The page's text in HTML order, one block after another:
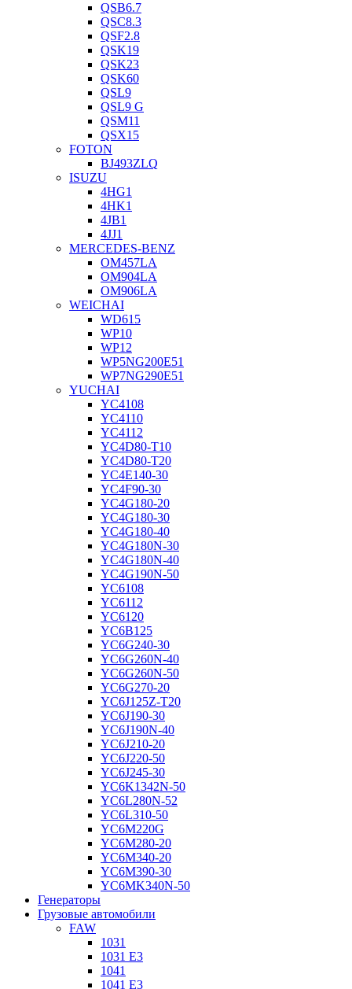
QSB6.7
QSC8.3
QSF2.8
QSK19
QSK23
QSK60
QSL9
QSL9 G
QSM11
QSX15
FOTON
BJ493ZLQ
ISUZU
4HG1
4HK1
4JB1
4JJ1
MERCEDES-BENZ
OM457LA
OM904LA
OM906LA
WEICHAI
WD615
WP10
WP12
WP5NG200E51
WP7NG290E51
YUCHAI
YC4108
YC4110
YC4112
YC4D80-T10
YC4D80-T20
YC4E140-30
YC4F90-30
YC4G180-20
YC4G180-30
YC4G180-40
YC4G180N-30
YC4G180N-40
YC4G190N-50
YC6108
YC6112
YC6120
YC6B125
YC6G240-30
YC6G260N-40
YC6G260N-50
YC6G270-20
YC6J125Z-T20
YC6J190-30
YC6J190N-40
YC6J210-20
YC6J220-50
YC6J245-30
YC6K1342N-50
YC6L280N-52
YC6L310-50
YC6M220G
YC6M280-20
YC6M340-20
YC6M390-30
YC6MK340N-50
Генераторы
Грузовые автомобили
FAW
1031
1031 E3
1041
1041 E3